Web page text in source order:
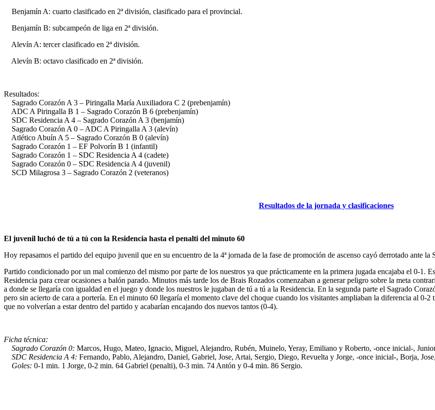
Benjamín A: cuarto clasificado en 2ª división, clasificado para el provincial.
Benjamín B: subcampeón de liga en 2ª división.
Alevín A: tercer clasificado en 2ª división.
Alevín B: octavo clasificado en 2ª división.
Resultados:
Sagrado Corazón A 3 – Piringalla María Auxiliadora C 2 (prebenjamín)
ADC A Piringalla B 1 – Sagrado Corazón B 6 (prebenjamín)
SDC Residencia A 4 – Sagrado Corazón A 3 (benjamín)
Sagrado Corazón A 0 – ADC A Piringalla A 3 (alevín)
Atlético Abuín A 5 – Sagrado Corazón B 0 (alevín)
Sagrado Corazón 1 – EF Polvorín B 1 (infantil)
Sagrado Corazón 1 – SDC Residencia A 4 (cadete)
Sagrado Corazón 0 – SDC Residencia A 4 (juvenil)
SCD Milagrosa 3 – Sagrado Corazón 2 (veteranos)
Resultados de la jornada y clasificaciones
El juvenil luchó de tú a tú con la Residencia hasta el penalti del minuto 60
Hoy repasamos el partido del equipo juvenil que en su encuentro de la 4ª jornada de la fase de promoción de ascenso cayó derrotado ante
Partido condicionado por un mal comienzo del mismo por parte de los nuestros ya que prácticamente en la primera jugada encajaba el 0-1.
Residencia para crear ocasiones a balón parado. Minutos más tarde los de Brais Rozados comenzaban a generar peligro sobre la meta
a donde se llegaría con igualdad en el juego y donde los nuestros le jugaban de tú a tú a la Residencia. En la segunda parte el Sagrado
pero sin acierto de cara a portería. En el minuto 60 llegaría el momento clave del choque cuando los visitantes ampliaban la diferencia al 0-2
que no volverían a estar dentro del partido y acabarían encajando dos nuevos tantos (0-4).
Ficha técnica:
Sagrado Corazón 0: Marcos, Hugo, Mateo, Ignacio, Miguel, Alejandro, Rubén, Muinelo, Yeray, Emiliano y Roberto, -once inicial-,
SDC Residencia A 4: Fernando, Pablo, Alejandro, Daniel, Gabriel, Jose, Artai, Sergio, Diego, Revuelta y Jorge, -once inicial-, Borja,
Goles: 0-1 min. 1 Jorge, 0-2 min. 64 Gabriel (penalti), 0-3 min. 74 Antón y 0-4 min. 86 Sergio.